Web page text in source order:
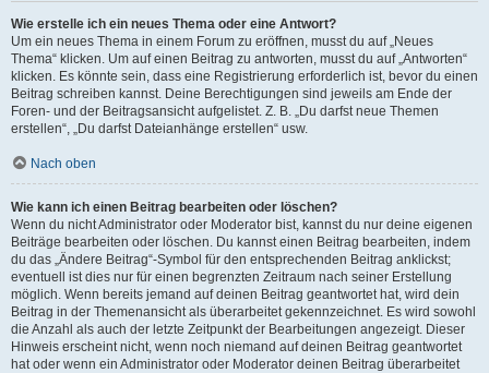
Wie erstelle ich ein neues Thema oder eine Antwort?
Um ein neues Thema in einem Forum zu eröffnen, musst du auf „Neues
Thema“ klicken. Um auf einen Beitrag zu antworten, musst du auf „Antworten“
klicken. Es könnte sein, dass eine Registrierung erforderlich ist, bevor du einen
Beitrag schreiben kannst. Deine Berechtigungen sind jeweils am Ende der
Foren- und der Beitragsansicht aufgelistet. Z. B. „Du darfst neue Themen
erstellen“, „Du darfst Dateianhänge erstellen“ usw.
Nach oben
Wie kann ich einen Beitrag bearbeiten oder löschen?
Wenn du nicht Administrator oder Moderator bist, kannst du nur deine eigenen
Beiträge bearbeiten oder löschen. Du kannst einen Beitrag bearbeiten, indem
du das „Ändere Beitrag“-Symbol für den entsprechenden Beitrag anklickst;
eventuell ist dies nur für einen begrenzten Zeitraum nach seiner Erstellung
möglich. Wenn bereits jemand auf deinen Beitrag geantwortet hat, wird dein
Beitrag in der Themenansicht als überarbeitet gekennzeichnet. Es wird sowohl
die Anzahl als auch der letzte Zeitpunkt der Bearbeitungen angezeigt. Dieser
Hinweis erscheint nicht, wenn noch niemand auf deinen Beitrag geantwortet
hat oder wenn ein Administrator oder Moderator deinen Beitrag überarbeitet